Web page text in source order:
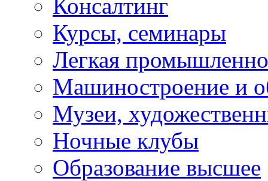
Консалтинг
Курсы, семинары
Легкая
Машиностроение и
Музеи,
Ночные клубы
Образование высшее